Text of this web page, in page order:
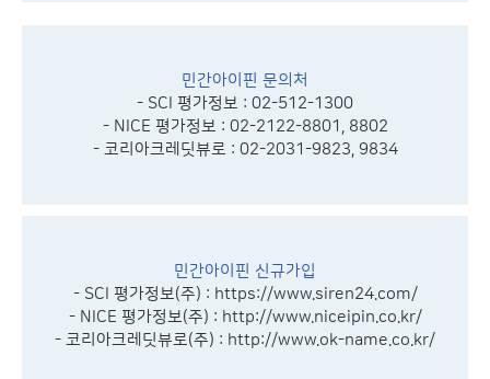
민간아이핀 문의처
- SCI 평가정보 : 02-512-1300
- NICE 평가정보 : 02-2122-8801, 8802
- 코리아크레딧뷰로 : 02-2031-9823, 9834
민간아이핀 신규가입
- SCI 평가정보(주) : https://www.siren24.com/
- NICE 평가정보(주) : http://www.niceipin.co.kr/
- 코리아크레딧뷰로(주) : http://www.ok-name.co.kr/